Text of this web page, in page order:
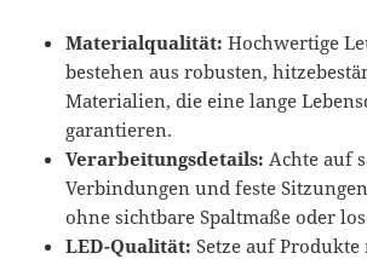
Materialqualität: Hochwertige
bestehen aus robusten,
Materialien, die eine lange
garantieren.
Verarbeitungsdetails: Achte auf
Verbindungen und feste
ohne sichtbare Spaltmaße oder
LED-Qualität: Setze auf Produkte